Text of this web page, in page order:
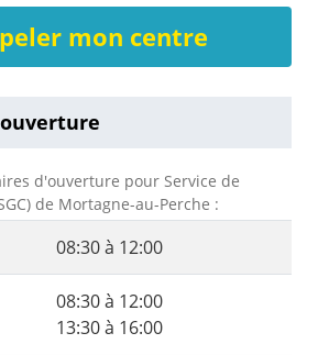
mon centre
d'ouverture pour Service de
de Mortagne-au-Perche :
08:30 à 12:00
08:30 à 12:00
13:30 à 16:00